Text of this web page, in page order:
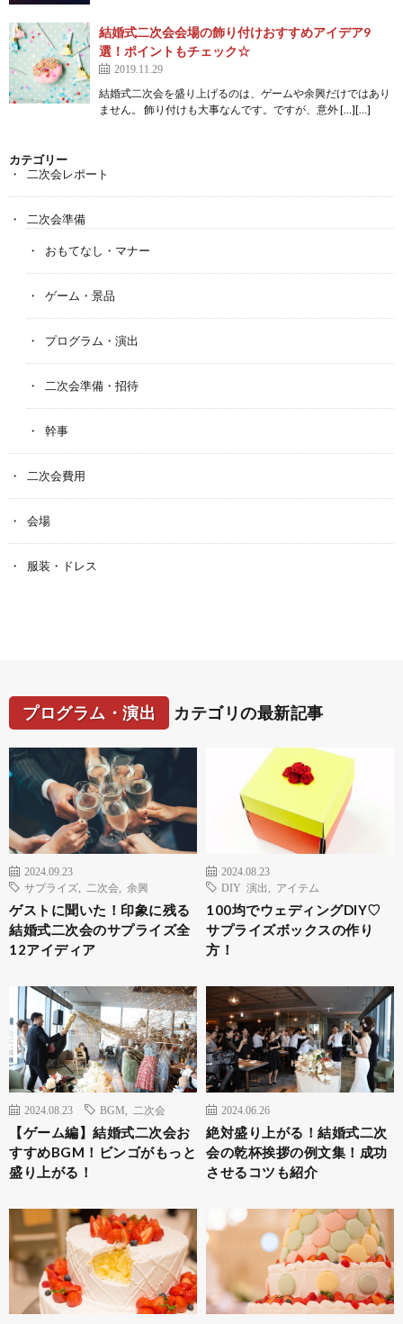
結婚式二次会会場の飾り付けおすすめアイデア9
選！ポイントもチェック☆
2019.11.29
結婚式二次会を盛り上げるのは、ゲームや余興だけではあり
ません。 飾り付けも大事なんです。ですが、意外 […][…]
カテゴリー
二次会レポート
二次会準備
おもてなし・マナー
ゲーム・景品
プログラム・演出
二次会準備・招待
幹事
二次会費用
会場
服装・ドレス
プログラム・演出 カテゴリの最新記事
2024.09.23
サプライズ
二次会 余興
ゲストに聞いた！印象に残る
結婚式二次会のサプライズ全
12アイディア
2024.08.23
DIY 演出
アイテム
100均でウェディングDIY♡
サプライズボックスの作り
方！
2024.08.23 BGM 二次会
【ゲーム編】結婚式二次会お
すすめBGM！ビンゴがもっと
盛り上がる！
2024.06.26
絶対盛り上がる！結婚式二次
会の乾杯挨拶の例文集！成功
させるコツも紹介